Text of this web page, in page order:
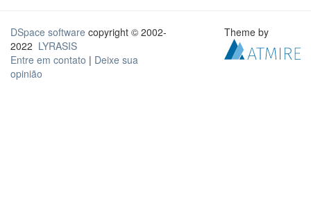
DSpace software copyright © 2002-
2022 LYRASIS
Entre em contato | Deixe sua
opinião
Theme by